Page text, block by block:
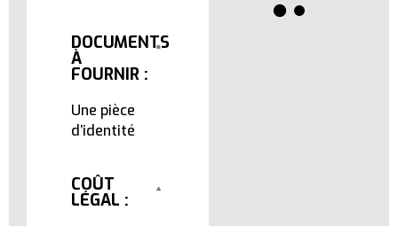
DOCUMENTS
À
FOURNIR :
Une pièce
d’identité
COÛT
LÉGAL :